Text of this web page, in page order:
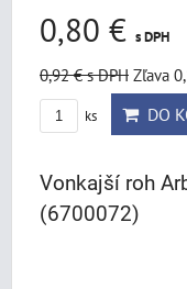
0,80 € s DPH
0,92 €s DPH Zľava
ks DO
Vonkajší roh
(6700072)